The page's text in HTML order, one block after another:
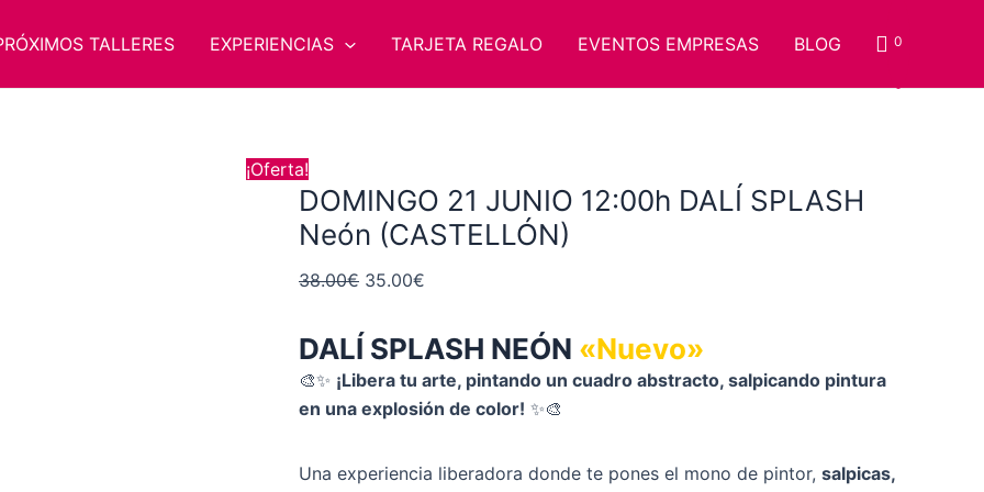
TALLERES EXPERIENCIAS TARJETA REGALO EVENTOS EMPRESAS BLOG 0
¡Oferta!
DOMINGO 21 JUNIO 12:00h DALÍ SPLASH
Neón (CASTELLÓN)
38.00€
precio
35.00€
precio
DALÍ SPLASH NEÓN «Nuevo»
🎨✨ ¡Libera tu arte, pintando un cuadro abstracto, salpicando pintura
en una explosión de color! ✨🎨
Una experiencia liberadora donde te pones el mono de pintor, salpicas,
21
SPLASH
Neón
(CASTELLÓN)
cantidad